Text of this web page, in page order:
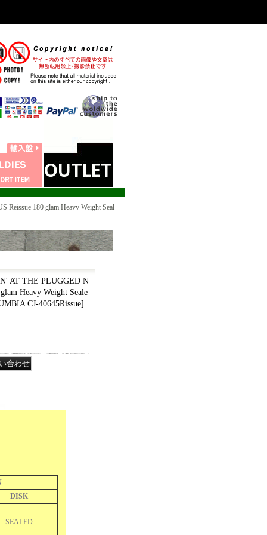
180 glam Heavy Weight Seal
AT THE PLUGGED N
Heavy Weight Seale
CJ-40645Rissue]
DISK
SEALED